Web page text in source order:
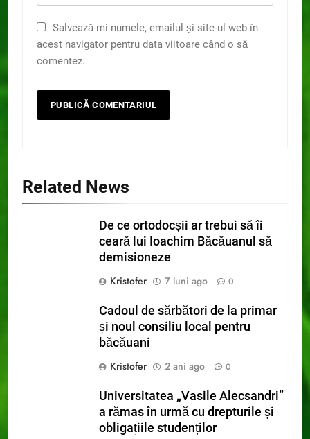
Salvează-mi numele, emailul și site-ul web în
acest navigator pentru data viitoare când o să
comentez.
Related News
De ce ortodocșii ar trebui să îi
ceară lui Ioachim Băcăuanul să
demisioneze
Kristofer
7 luni ago 0
Cadoul de sărbători de la primar
și noul consiliu local pentru
băcăuani
Kristofer
2 ani ago 0
Universitatea „Vasile Alecsandri”
a rămas în urmă cu drepturile și
obligațiile studenților